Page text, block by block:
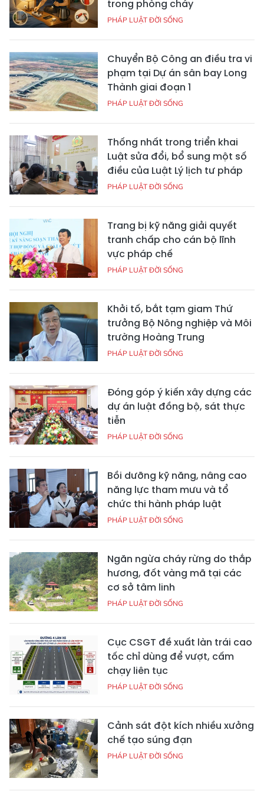
trong phòng cháy
PHÁP LUẬT ĐỜI SỐNG
Chuyển Bộ Công an điều tra vi
phạm tại Dự án sân bay Long
Thành giai đoạn 1
PHÁP LUẬT ĐỜI SỐNG
Thống nhất trong triển khai
Luật sửa đổi, bổ sung một số
điều của Luật Lý lịch tư pháp
PHÁP LUẬT ĐỜI SỐNG
Trang bị kỹ năng giải quyết
tranh chấp cho cán bộ lĩnh
vực pháp chế
PHÁP LUẬT ĐỜI SỐNG
Khởi tố, bắt tạm giam Thứ
trưởng Bộ Nông nghiệp và Môi
trường Hoàng Trung
PHÁP LUẬT ĐỜI SỐNG
Đóng góp ý kiến xây dựng các
dự án luật đồng bộ, sát thực
tiễn
PHÁP LUẬT ĐỜI SỐNG
Bồi dưỡng kỹ năng, nâng cao
năng lực tham mưu và tổ
chức thi hành pháp luật
PHÁP LUẬT ĐỜI SỐNG
Ngăn ngừa cháy rừng do thắp
hương, đốt vàng mã tại các
cơ sở tâm linh
PHÁP LUẬT ĐỜI SỐNG
Cục CSGT đề xuất làn trái cao
tốc chỉ dùng để vượt, cấm
chạy liên tục
PHÁP LUẬT ĐỜI SỐNG
Cảnh sát đột kích nhiều xưởng
chế tạo súng đạn
PHÁP LUẬT ĐỜI SỐNG